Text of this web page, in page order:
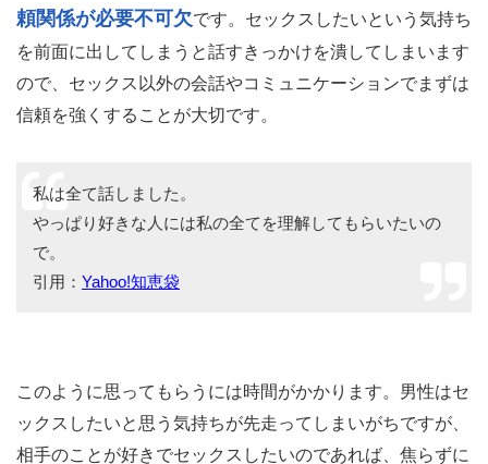
頼関係が必要不可欠です。セックスしたいという気持ち
を前面に出してしまうと話すきっかけを潰してしまいます
ので、セックス以外の会話やコミュニケーションでまずは
信頼を強くすることが大切です。
私は全て話しました。
やっぱり好きな人には私の全てを理解してもらいたいの
で。
引用： Yahoo!知恵袋
このように思ってもらうには時間がかかります。男性はセ
ックスしたいと思う気持ちが先走ってしまいがちですが、
相手のことが好きでセックスしたいのであれば、焦らずに